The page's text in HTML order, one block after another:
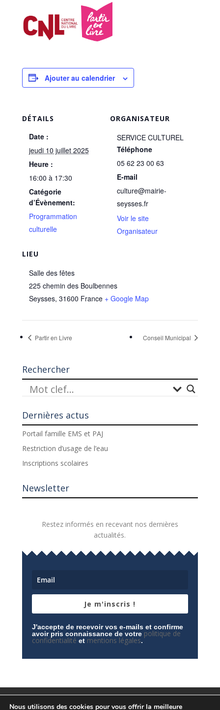
Ajouter au calendrier
DÉTAILS
Date :
jeudi 10 juillet 2025
Heure :
16:00 à 17:30
Catégorie
d’Évènement:
Programmation
culturelle
LIEU
Salle des fêtes
225 chemin des Boulbennes
Seysses, 31600 France + Google Map
ORGANISATEUR
SERVICE CULTUREL
Téléphone
05 62 23 00 63
E-mail
culture@mairie-
seysses.fr
Voir le site
Organisateur
Partir en Livre Conseil Municipal
Rechercher
Dernières actus
Portail famille EMS et PAJ
Restriction d’usage de l’eau
Inscriptions scolaires
Newsletter
Restez informés en recevant nos dernières
actualités.
Je m'inscris !
J'accepte de recevoir vos e-mails et confirme
avoir pris connaissance de votre politique de
confidentialité et mentions légales.
Nous utilisons des cookies pour vous offrir la meilleure